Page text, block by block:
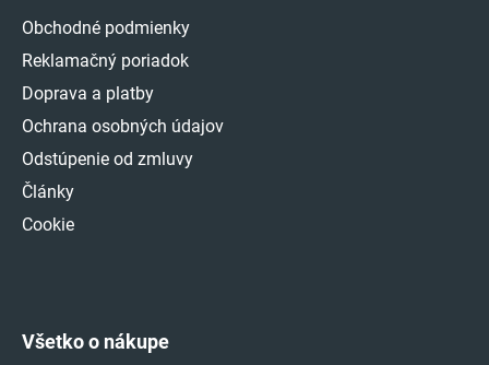
Obchodné podmienky
Reklamačný poriadok
Doprava a platby
Ochrana osobných údajov
Odstúpenie od zmluvy
Články
Cookie
Všetko o nákupe